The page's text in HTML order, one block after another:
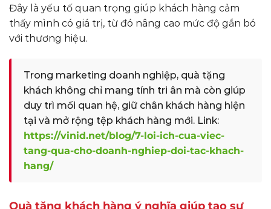
Đây là yếu tố quan trọng giúp khách hàng cảm
thấy mình có giá trị, từ đó nâng cao mức độ gắn bó
với thương hiệu.
Trong marketing doanh nghiệp, quà tặng
khách không chỉ mang tính tri ân mà còn giúp
duy trì mối quan hệ, giữ chân khách hàng hiện
tại và mở rộng tệp khách hàng mới. Link:
https://vinid.net/blog/7-loi-ich-cua-viec-
tang-qua-cho-doanh-nghiep-doi-tac-khach-
hang/
Quà tặng khách hàng ý nghĩa giúp tạo sự